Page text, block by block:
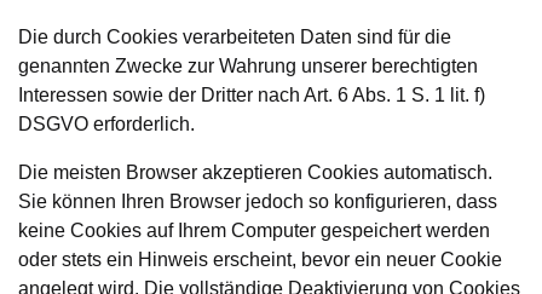
Die durch Cookies verarbeiteten Daten sind für die
genannten Zwecke zur Wahrung unserer berechtigten
Interessen sowie der Dritter nach Art. 6 Abs. 1 S. 1 lit. f)
DSGVO erforderlich.
Die meisten Browser akzeptieren Cookies automatisch.
Sie können Ihren Browser jedoch so konfigurieren, dass
keine Cookies auf Ihrem Computer gespeichert werden
oder stets ein Hinweis erscheint, bevor ein neuer Cookie
angelegt wird. Die vollständige Deaktivierung von Cookies